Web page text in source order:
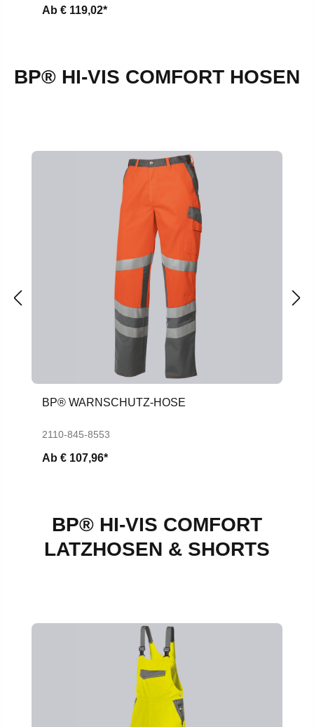
Ab € 119,02*
BP® HI-VIS COMFORT HOSEN
BP® WARNSCHUTZ-HOSE
2110-845-8553
Ab € 107,96*
BP® HI-VIS COMFORT
LATZHOSEN & SHORTS